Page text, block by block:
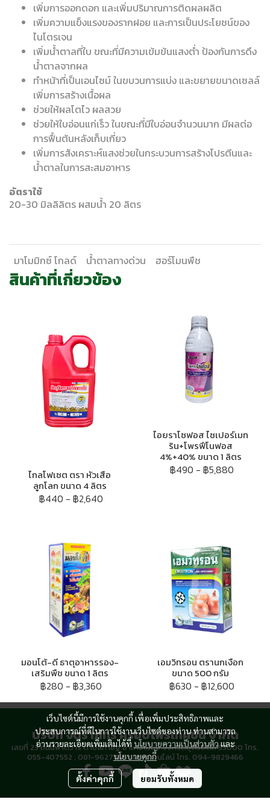
เพิ่มการออกดอก และเพิ่มปริมาณการติดผลผลิต
เพิ่มความแข็งแรงของรากฝอย และการเป็นประโยชน์ของ
ไนโตรเจน
เพิ่มน้ำตาลที่ใบ ขณะที่มีความเข้มข้นแสงต่ำ ป้องกันการดึง
น้ำตาลจากผล
ทำหน้าที่เป็นเอนไซม์ ในขบวนการแบ่ง และขยายขนาดเซลล์
เพิ่มการสร้างเนื้อผล
ช่วยให้ผลโตไว ผลสวย
ช่วยให้ใบอ่อนแก่เร็ว ในขณะที่มีใบอ่อนจำนวนมาก มีผลต่อ
การฟื้นต้นหลังเก็บเกี่ยว
เพิ่มการสังเคราะห์แสงช่วยในกระบวนการสร้างโปรตีนและ
น้ำตาลในการสะสมอาหาร
อัตราใช้
20-30 มิลลิลิตร ผสมน้ำ 20 ลิตร
มาโมมิกซ์ โกลด์ น้ำตาลทางด่วน ฮอร์โมนพืช
สินค้าที่เกี่ยวข้อง
ไกลโฟเซต ตรา หัวเสือ
ลูกโลก ขนาด 4 ลิตร
฿440 - ฿2,640
ไอยราโซฟอส ไซเปอร์เมท
ริน+โพรฟีโนฟอส
4%+40% ขนาด 1 ลิตร
฿490 - ฿5,880
มอนโต้-ดี ธาตุอาหารรอง-
เสริมพืช ขนาด 1 ลิตร
฿280 - ฿3,360
เอมวิทรอน ตรานกเงือก
ขนาด 500 กรัม
฿630 - ฿12,600
เว็บไซต์นี้มีการใช้งานคุกกี้ เพื่อเพิ่มประสิทธิภาพและ
ประสบการณ์ที่ดีในการใช้งานเว็บไซต์ของท่าน ท่านสามารถ
อ่านรายละเอียดเพิ่มเติมได้ที่ นโยบายความเป็นส่วนตัวและ
นโยบายคุกกี้
ตั้งค่าคุกกี้ ยอมรับทั้งหมด
บริษัท จิตราภัทร ครอปโพรเทคชั่น จำกัด
เลขที่ 23 ถนนพาดวารี ตำบลท่าอิฐ อำเภอเมือง จังหวัดอุตรดิตถ์ 53000 โทร.
055-407552 , 081-9627466 แผนกออนไลน์ โทร. 094-9829466